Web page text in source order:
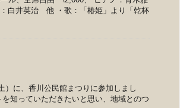
白井英治 他 ・歌：「椿姫」より「乾杯
）に、香川公民館まつりに参加しまし
知っていただきたいと思い、地域とのつ